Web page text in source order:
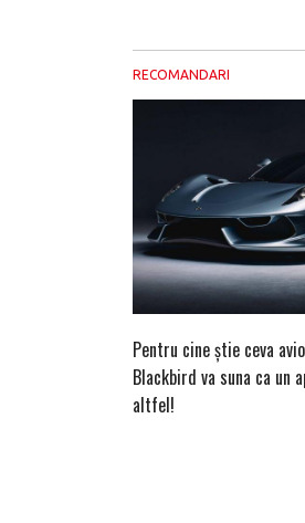
RECOMANDARI
Pentru cine știe ceva
Blackbird va suna ca un
altfel!